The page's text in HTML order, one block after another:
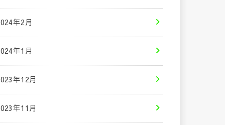
年2月
年1月
年12月
年11月